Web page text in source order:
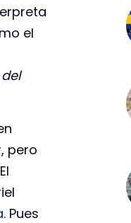
el
pero
. Pues